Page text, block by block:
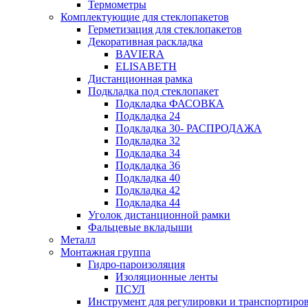
Термометры
Комплектующие для стеклопакетов
Герметизация для стеклопакетов
Декоративная раскладка
BAVIERA
ELISABETH
Дистанционная рамка
Подкладка под стеклопакет
Подкладка ФАСОВКА
Подкладка 24
Подкладка 30- РАСПРОДАЖА
Подкладка 32
Подкладка 34
Подкладка 36
Подкладка 40
Подкладка 42
Подкладка 44
Уголок дистанционной рамки
Фальцевые вкладыши
Металл
Монтажная группа
Гидро-пароизоляция
Изоляционные ленты
ПСУЛ
Инструмент для регулировки и